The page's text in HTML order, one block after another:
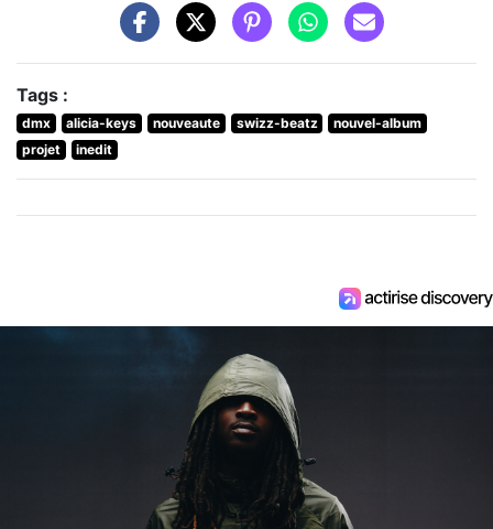
Tags :
dmx alicia-keys nouveaute swizz-beatz
nouvel-album
projet
inedit